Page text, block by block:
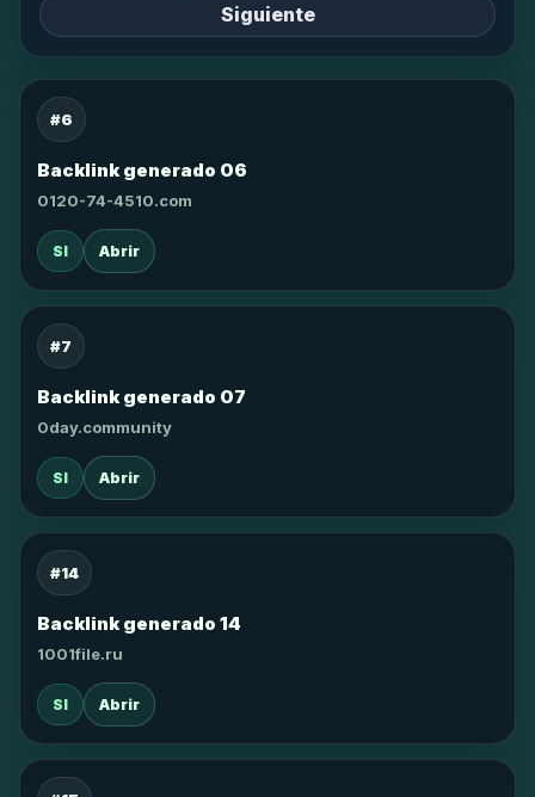
Siguiente
#6
Backlink generado 06
0120-74-4510.com
SI Abrir
#7
Backlink generado 07
0day.community
SI Abrir
#14
Backlink generado 14
1001file.ru
SI Abrir